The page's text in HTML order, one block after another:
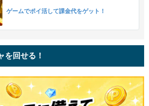
ゲームでポイ活して課金代をゲット！
を回せる！